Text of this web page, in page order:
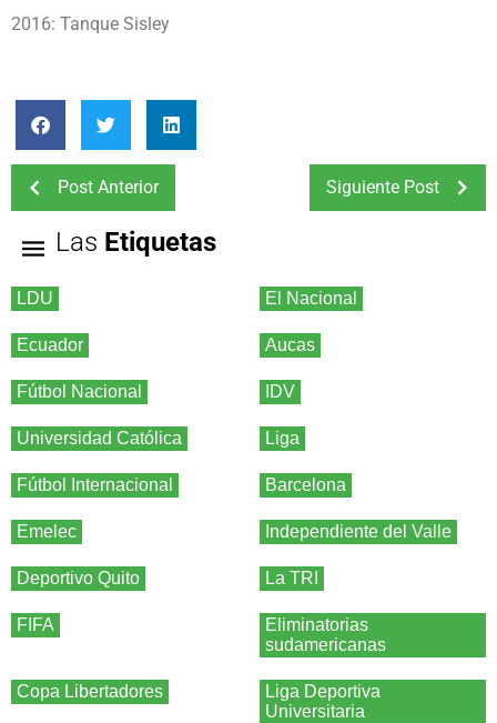
2016: Tanque Sisley
Post Anterior Siguiente Post
Las Etiquetas
LDU El Nacional
Ecuador Aucas
Fútbol Nacional IDV
Universidad Católica Liga
Fútbol Internacional Barcelona
Emelec Independiente del Valle
Deportivo Quito La TRI
FIFA
Eliminatorias
sudamericanas
Copa Libertadores
Liga Deportiva
Universitaria